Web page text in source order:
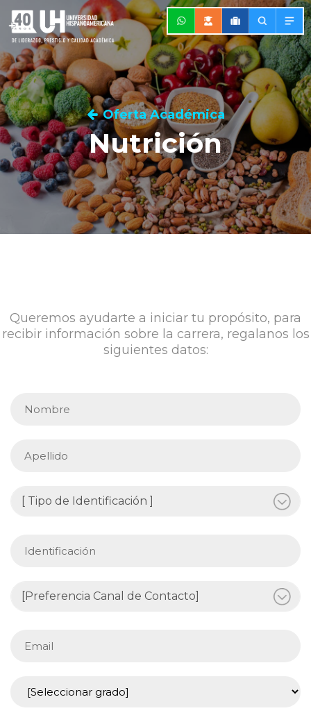
Oferta Académica
Nutrición
Queremos ayudarte a iniciar tu propósito, para
recibir información sobre la carrera, regalanos los
siguientes datos: